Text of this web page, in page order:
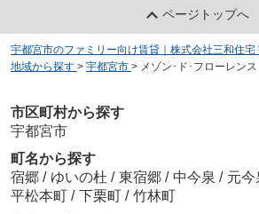
ページトップへ
宇都宮市のファミリー向け賃貸｜株式会社三和住宅
地域から探す > 宇都宮市 > メゾン･ド･フローレン
市区町村から探す
宇都宮市
町名から探す
宿郷 / ゆいの杜 / 東宿郷 / 中今泉 / 元今
平松本町 / 下栗町 / 竹林町